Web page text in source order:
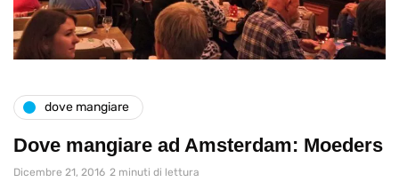
dove mangiare
Dove mangiare ad Amsterdam: Moeders
Dicembre 21, 2016 2 minuti di lettura